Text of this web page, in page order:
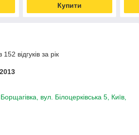
Купити
відгуків за рік
вул. Білоцерківська 5, Київ,